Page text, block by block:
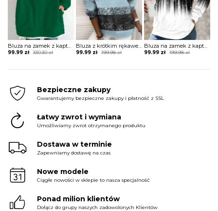
Bluza na zamek z kapturem oversize
330.30zł
Original
99.99 zł
Current
Bluza z krótkim rękawem z nadrukiem
199.98zł
Original
99.99 zł
Current
Bluza na zamek z kapturem
199.98zł
Original
99.99 zł
Current
Bezpieczne zakupy
Gwarantujemy bezpieczne zakupy i płatność z SSL
Łatwy zwrot i wymiana
Umożliwiamy zwrot otrzymanego produktu
Dostawa w terminie
Zapewniamy dostawę na czas
Nowe modele
Ciągłe nowości w sklepie to nasza specjalność
Ponad milion klientów
Dołącz do grupy naszych zadowolonych Klientów